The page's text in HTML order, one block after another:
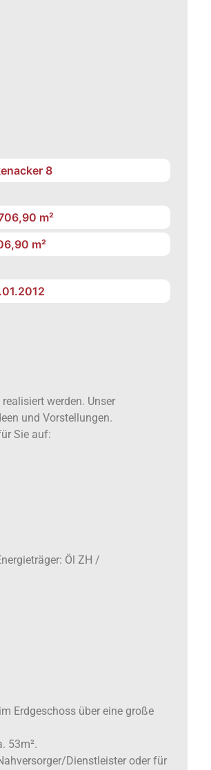
8
m²
m²
werden. Unser
und Vorstellungen.
Sie auf:
Öl ZH /
Erdgeschoss über eine große
53m².
Dienstleister oder für